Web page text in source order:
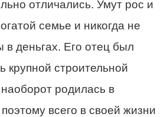
отличались. Умут рос и
семье и никогда не
деньгах. Его отец был
крупной строительной
родилась в
всего в своей жизни